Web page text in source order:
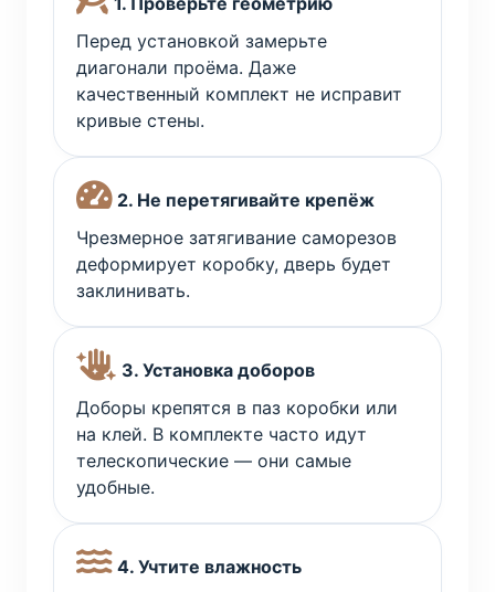
Перед установкой замерьте
диагонали проёма. Даже
качественный комплект не исправит
кривые стены.
2. Не перетягивайте крепёж
Чрезмерное затягивание саморезов
деформирует коробку, дверь будет
заклинивать.
3. Установка доборов
Доборы крепятся в паз коробки или
на клей. В комплекте часто идут
телескопические — они самые
удобные.
4. Учтите влажность